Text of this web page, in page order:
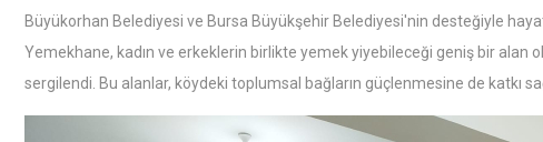
Büyükorhan Belediyesi ve Bursa Büyükşehir Belediyesi'nin desteğiyle
Yemekhane, kadın ve erkeklerin birlikte yemek yiyebileceği geniş bir alan
sergilendi. Bu alanlar, köydeki toplumsal bağların güçlenmesine de katkı